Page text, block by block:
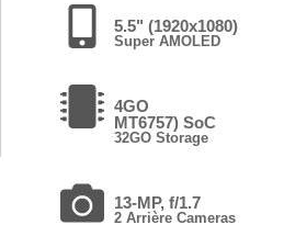
5.5" (1920x1080)
Super AMOLED
4GO
MT6757) SoC
32GO Storage
13-MP, f/1.7
2 Arrière Cameras